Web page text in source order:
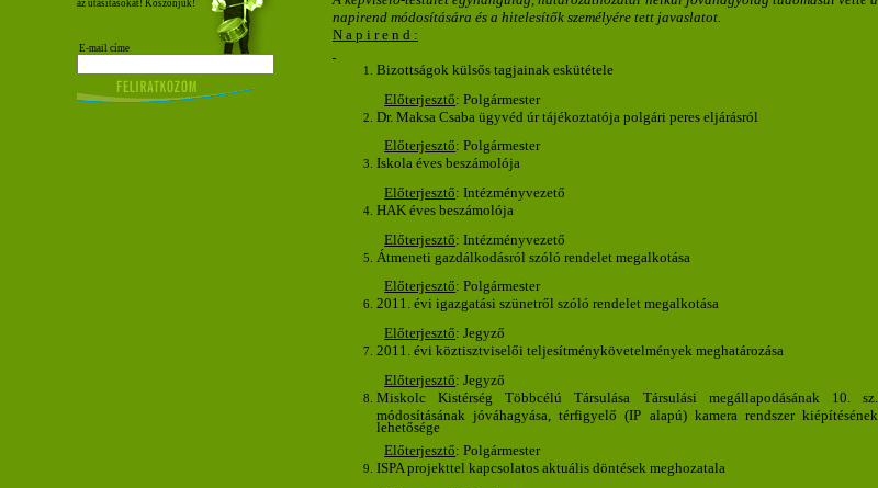
az utasításokat! Köszönjük!
E-mail címe
napirend módosítására és a hitelesítők személyére tett javaslatot.
N a p i r e n d :
Bizottságok külsős tagjainak eskütétele
Előterjesztő: Polgármester
Dr. Maksa Csaba ügyvéd úr tájékoztatója polgári peres eljárásról
Előterjesztő: Polgármester
Iskola éves beszámolója
Előterjesztő: Intézményvezető
HAK éves beszámolója
Előterjesztő: Intézményvezető
Átmeneti gazdálkodásról szóló rendelet megalkotása
Előterjesztő: Polgármester
2011. évi igazgatási szünetről szóló rendelet megalkotása
Előterjesztő: Jegyző
2011. évi köztisztviselői teljesítménykövetelmények meghatározása
Előterjesztő: Jegyző
Miskolc Kistérség Többcélú Társulása Társulási megállapodásának 10. sz.
módosításának jóváhagyása, térfigyelő (IP alapú) kamera rendszer kiépítésének
lehetősége
Előterjesztő: Polgármester
ISPA projekttel kapcsolatos aktuális döntések meghozatala